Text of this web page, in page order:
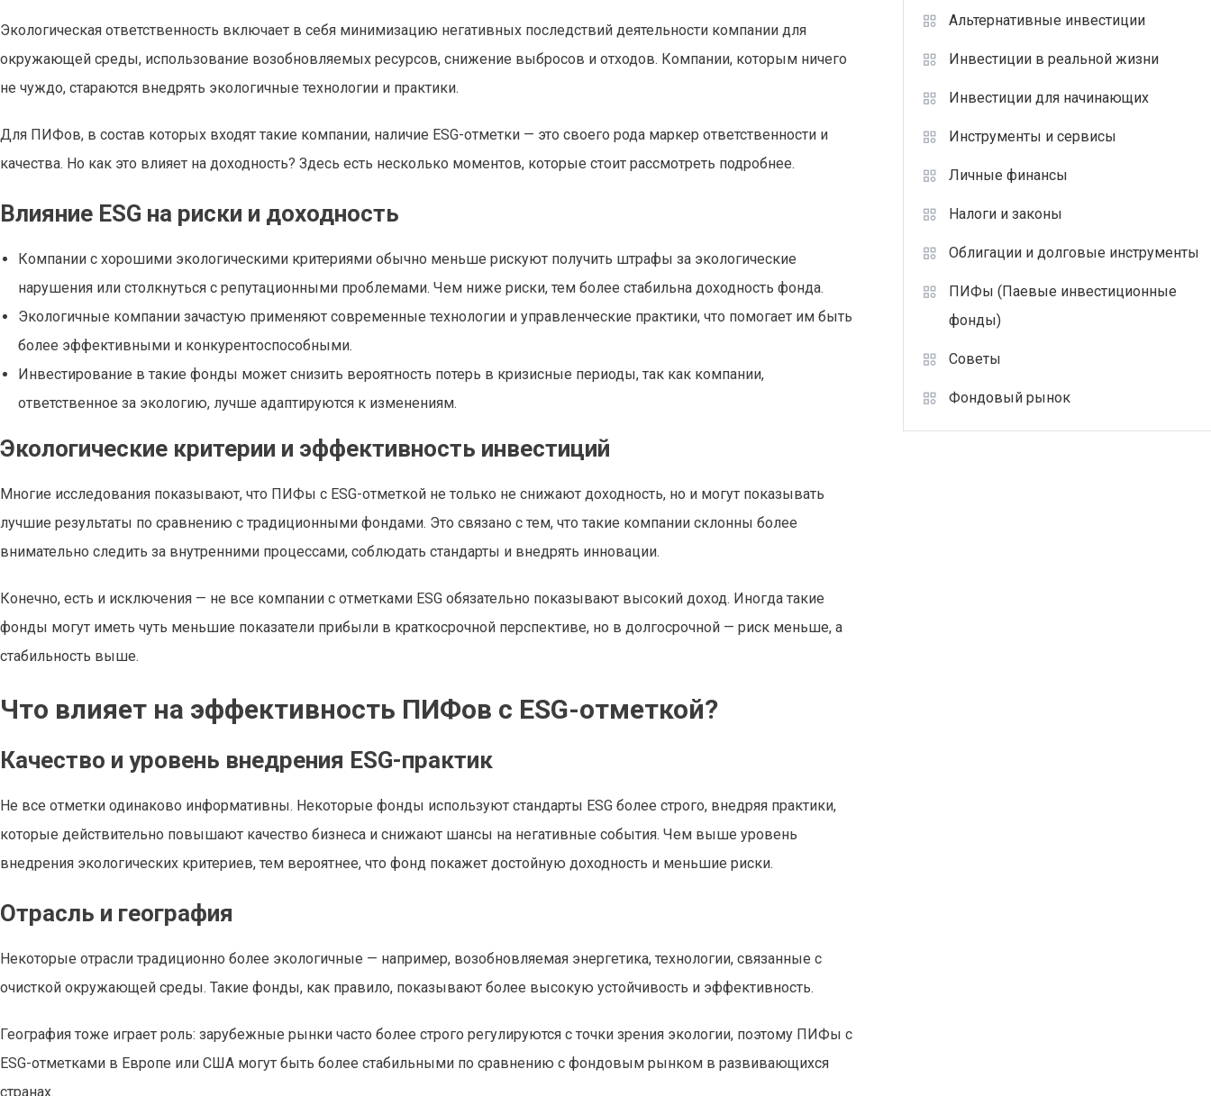
Экологическая ответственность включает в себя минимизацию негативных последствий деятельности компании для
окружающей среды, использование возобновляемых ресурсов, снижение выбросов и отходов. Компании, которым ничего
не чуждо, стараются внедрять экологичные технологии и практики.
Для ПИФов, в состав которых входят такие компании, наличие ESG-отметки — это своего рода маркер ответственности и
качества. Но как это влияет на доходность? Здесь есть несколько моментов, которые стоит рассмотреть подробнее.
Влияние ESG на риски и доходность
Компании с хорошими экологическими критериями обычно меньше рискуют получить штрафы за экологические
нарушения или столкнуться с репутационными проблемами. Чем ниже риски, тем более стабильна доходность фонда.
Экологичные компании зачастую применяют современные технологии и управленческие практики, что помогает им быть
более эффективными и конкурентоспособными.
Инвестирование в такие фонды может снизить вероятность потерь в кризисные периоды, так как компании,
ответственное за экологию, лучше адаптируются к изменениям.
Экологические критерии и эффективность инвестиций
Многие исследования показывают, что ПИФы с ESG-отметкой не только не снижают доходность, но и могут показывать
лучшие результаты по сравнению с традиционными фондами. Это связано с тем, что такие компании склонны более
внимательно следить за внутренними процессами, соблюдать стандарты и внедрять инновации.
Конечно, есть и исключения — не все компании с отметками ESG обязательно показывают высокий доход. Иногда такие
фонды могут иметь чуть меньшие показатели прибыли в краткосрочной перспективе, но в долгосрочной — риск меньше, а
стабильность выше.
Что влияет на эффективность ПИФов с ESG-отметкой?
Качество и уровень внедрения ESG-практик
Не все отметки одинаково информативны. Некоторые фонды используют стандарты ESG более строго, внедряя практики,
которые действительно повышают качество бизнеса и снижают шансы на негативные события. Чем выше уровень
внедрения экологических критериев, тем вероятнее, что фонд покажет достойную доходность и меньшие риски.
Отрасль и география
Некоторые отрасли традиционно более экологичные — например, возобновляемая энергетика, технологии, связанные с
очисткой окружающей среды. Такие фонды, как правило, показывают более высокую устойчивость и эффективность.
География тоже играет роль: зарубежные рынки часто более строго регулируются с точки зрения экологии, поэтому ПИФы с
ESG-отметками в Европе или США могут быть более стабильными по сравнению с фондовым рынком в развивающихся
странах.
Альтернативные инвестиции
Инвестиции в реальной жизни
Инвестиции для начинающих
Инструменты и сервисы
Личные финансы
Налоги и законы
Облигации и долговые инструменты
ПИФы (Паевые инвестиционные
фонды)
Советы
Фондовый рынок